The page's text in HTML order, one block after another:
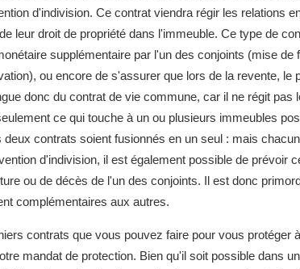
d'indivision. Ce contrat viendra régir les relations
leur droit de propriété dans l'immeuble. Ce type de
supplémentaire par l'un des conjoints (mise de
ou encore de s'assurer que lors de la revente, le
donc du contrat de vie commune, car il ne régit pas
ce qui touche à un ou plusieurs immeubles
contrats soient fusionnés en un seul : mais
d'indivision, il est également possible de prévoir
ou de décès de l'un des conjoints. Il est donc
complémentaires aux autres.
contrats que vous pouvez faire pour vous protéger
mandat de protection. Bien qu'il soit possible dans